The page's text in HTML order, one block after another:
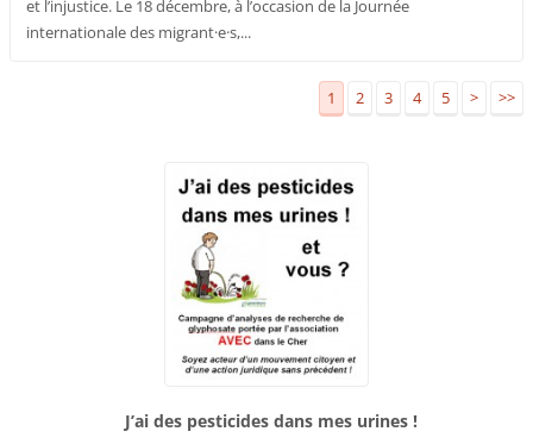
et l’injustice. Le 18 décembre, à l’occasion de la Journée
internationale des migrant·e·s,...
1 2 3 4 5 > >>
J’ai des pesticides dans mes urines !